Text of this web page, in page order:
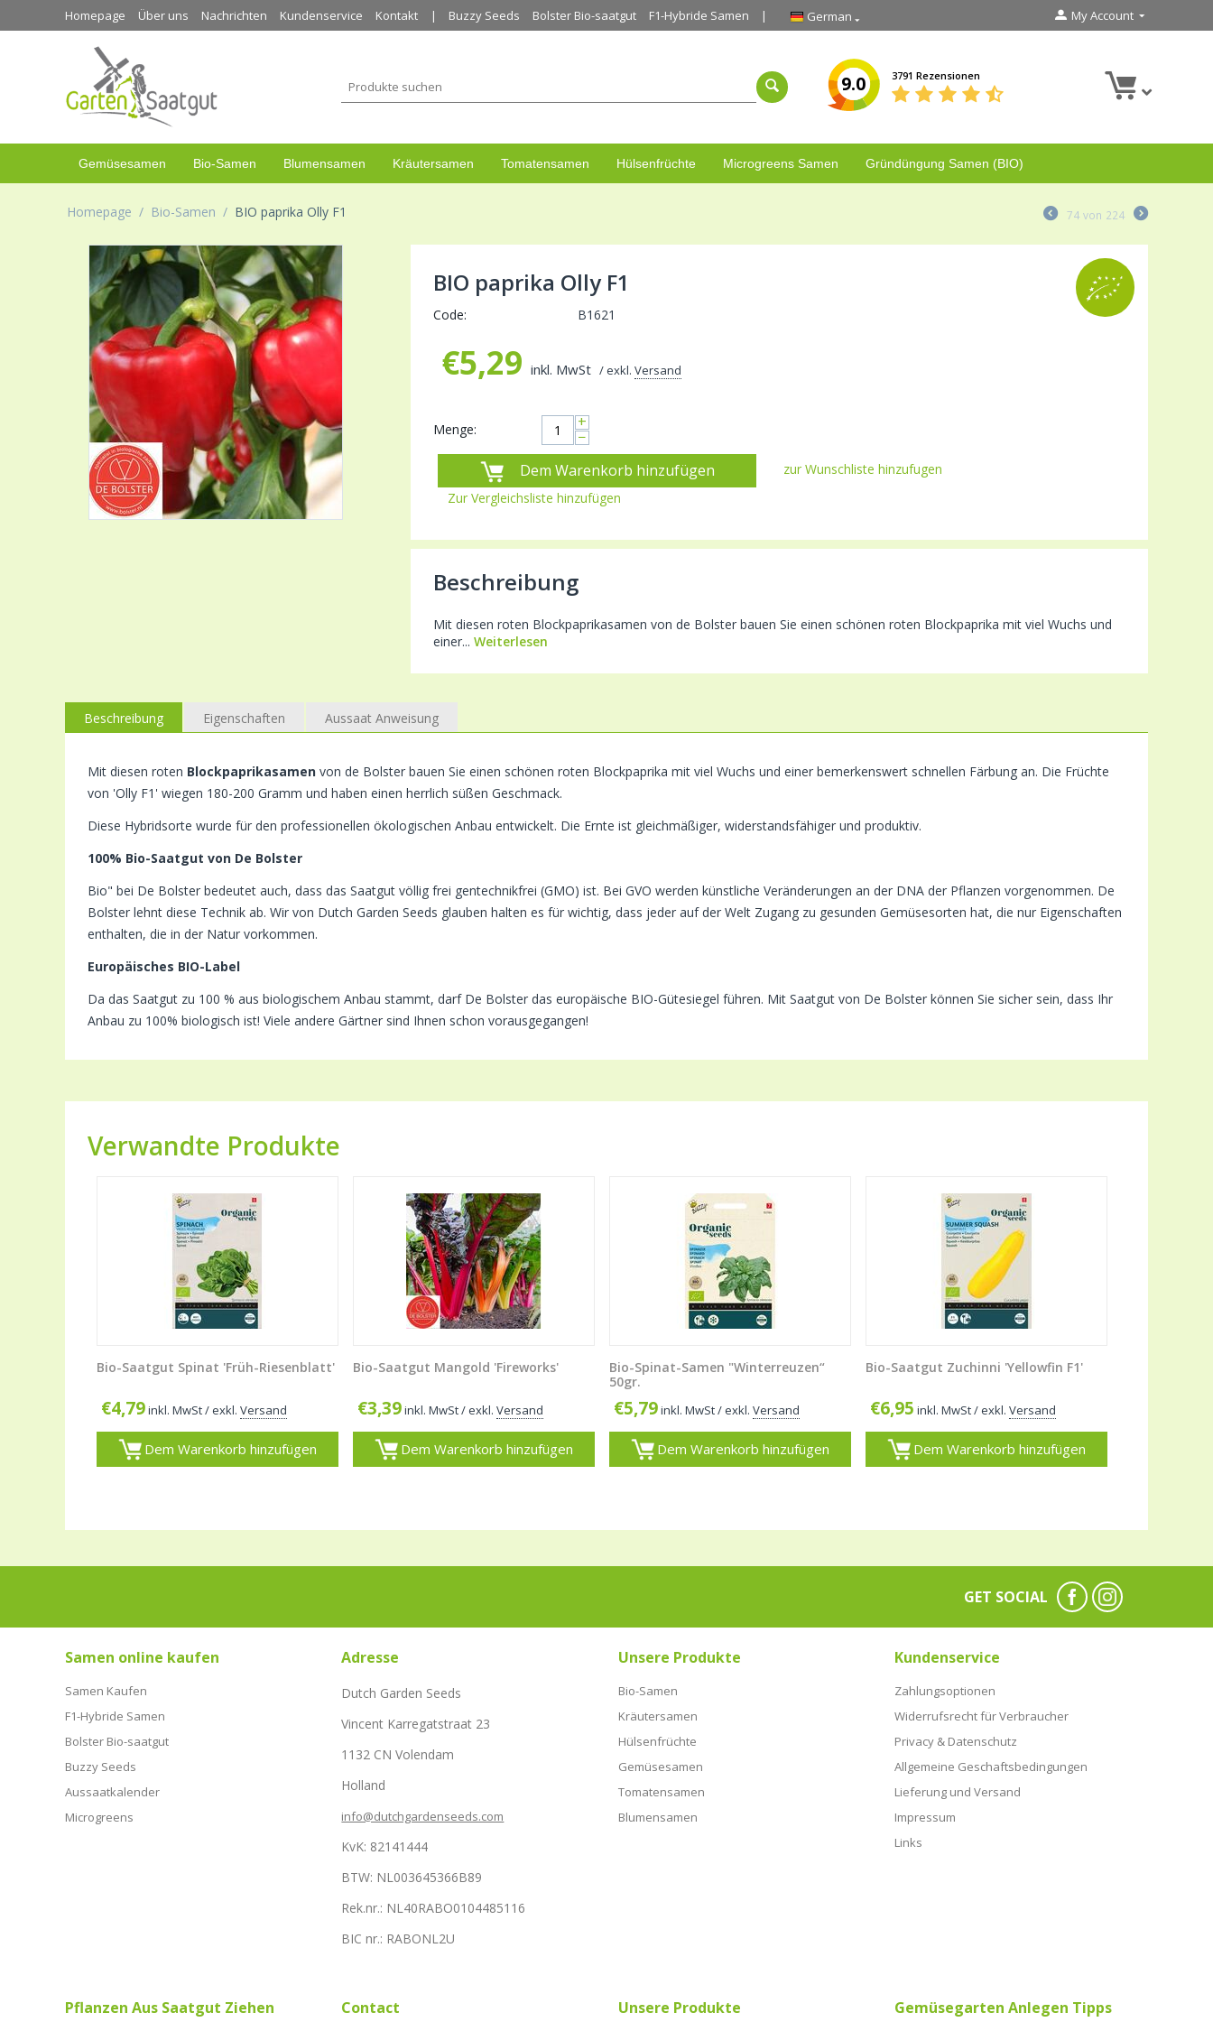
Homepage Über uns Nachrichten Kundenservice Kontakt Buzzy Seeds Bolster Bio-saatgut F1-Hybride Samen German My Account
9.0 3791 Rezensionen
Gemüsesamen Bio-Samen Blumensamen Kräutersamen Tomatensamen Hülsenfrüchte Microgreens Samen Gründüngung Samen (BIO)
Homepage / Bio-Samen / BIO paprika Olly F1 74 von 224
BIO paprika Olly F1
Code: B1621
€5,29 inkl. MwSt / exkl. Versand
Menge: +
−
Dem Warenkorb hinzufügen
zur Wunschliste hinzufugen
Zur Vergleichsliste hinzufügen
Beschreibung
Mit diesen roten Blockpaprikasamen von de Bolster bauen Sie einen schönen roten Blockpaprika mit viel Wuchs und
einer... Weiterlesen
Beschreibung Eigenschaften Aussaat Anweisung
Mit diesen roten Blockpaprikasamen von de Bolster bauen Sie einen schönen roten Blockpaprika mit viel Wuchs und einer bemerkenswert schnellen Färbung an. Die Früchte
von 'Olly F1' wiegen 180-200 Gramm und haben einen herrlich süßen Geschmack.
Diese Hybridsorte wurde für den professionellen ökologischen Anbau entwickelt. Die Ernte ist gleichmäßiger, widerstandsfähiger und produktiv.
100% Bio-Saatgut von De Bolster
Bio" bei De Bolster bedeutet auch, dass das Saatgut völlig frei gentechnikfrei (GMO) ist. Bei GVO werden künstliche Veränderungen an der DNA der Pflanzen vorgenommen. De
Bolster lehnt diese Technik ab. Wir von Dutch Garden Seeds glauben halten es für wichtig, dass jeder auf der Welt Zugang zu gesunden Gemüsesorten hat, die nur Eigenschaften
enthalten, die in der Natur vorkommen.
Europäisches BIO-Label
Da das Saatgut zu 100 % aus biologischem Anbau stammt, darf De Bolster das europäische BIO-Gütesiegel führen. Mit Saatgut von De Bolster können Sie sicher sein, dass Ihr
Anbau zu 100% biologisch ist! Viele andere Gärtner sind Ihnen schon vorausgegangen!
Verwandte Produkte
Bio-Saatgut Spinat 'Früh-Riesenblatt'
€4,79inkl. MwSt/ exkl. Versand
Dem Warenkorb hinzufügen
Bio-Saatgut Mangold 'Fireworks'
€3,39inkl. MwSt/ exkl. Versand
Dem Warenkorb hinzufügen
Bio-Spinat-Samen "Winterreuzen“
50gr.
€5,79inkl. MwSt/ exkl. Versand
Dem Warenkorb hinzufügen
Bio-Saatgut Zuchinni 'Yellowfin F1'
€6,95 inkl. MwSt/ exkl. Versand
Dem Warenkorb hinzufügen
GET SOCIAL
Samen online kaufen
Samen Kaufen
F1-Hybride Samen
Bolster Bio-saatgut
Buzzy Seeds
Aussaatkalender
Microgreens
Adresse
Dutch Garden Seeds
Vincent Karregatstraat 23
1132 CN Volendam
Holland
info@dutchgardenseeds.com
KvK: 82141444
BTW: NL003645366B89
Rek.nr.: NL40RABO0104485116
BIC nr.: RABONL2U
Unsere Produkte
Bio-Samen
Kräutersamen
Hülsenfrüchte
Gemüsesamen
Tomatensamen
Blumensamen
Kundenservice
Zahlungsoptionen
Widerrufsrecht für Verbraucher
Privacy & Datenschutz
Allgemeine Geschaftsbedingungen
Lieferung und Versand
Impressum
Links
Pflanzen Aus Saatgut Ziehen Contact Unsere Produkte Gemüsegarten Anlegen Tipps